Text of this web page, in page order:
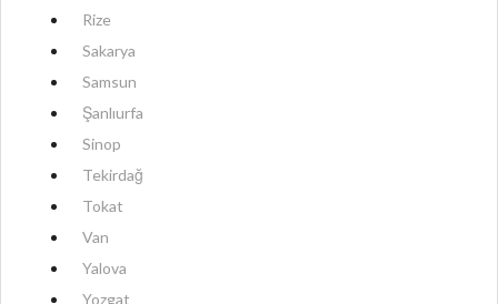
Rize
Sakarya
Samsun
Şanlıurfa
Sinop
Tekirdağ
Tokat
Van
Yalova
Yozgat